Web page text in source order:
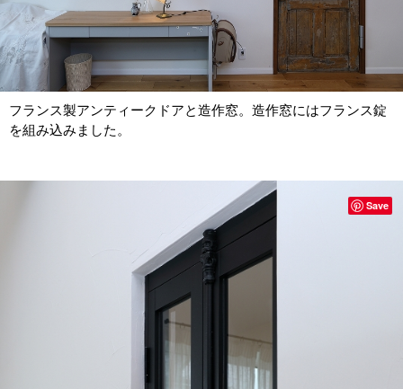
フランス製アンティークドアと造作窓。造作窓にはフランス錠
を組み込みました。
Save